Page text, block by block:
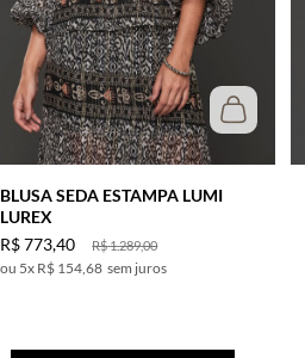
BLUSA SEDA ESTAMPA LUMI
LUREX
R$1.289,00
R$773,40
5x R$ 154,68 sem juros